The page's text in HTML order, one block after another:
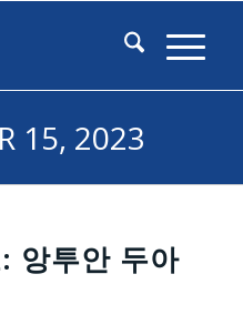
15, 2023
앙투안 두아